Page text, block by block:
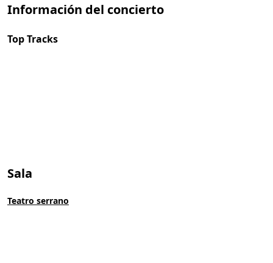
Información del concierto
Top Tracks
Sala
Teatro serrano